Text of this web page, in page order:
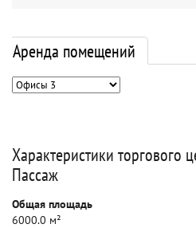
Аренда помещений
Характеристики торгового
Пассаж
Общая площадь
6000.0 м²